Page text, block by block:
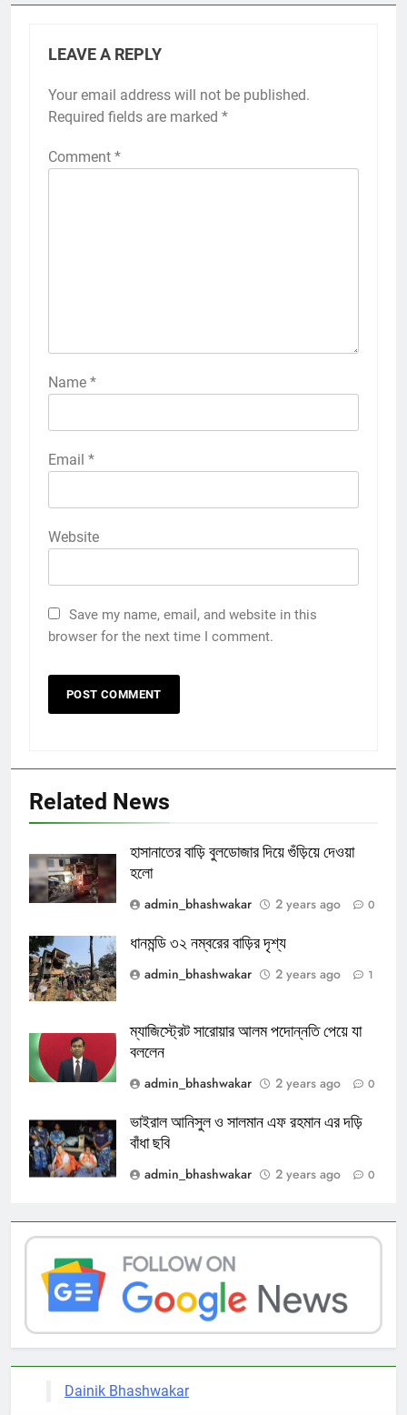
LEAVE A REPLY
Your email address will not be published.
Required fields are marked *
Comment *
Name *
Email *
Website
Save my name, email, and website in this
browser for the next time I comment.
Related News
হাসানাতের বাড়ি বুলডোজার দিয়ে গুঁড়িয়ে দেওয়া
হলো
admin_bhashwakar
2 years ago 0
ধানমন্ডি ৩২ নম্বরের বাড়ির দৃশ্য
admin_bhashwakar
2 years ago 1
ম্যাজিস্ট্রেট সারোয়ার আলম পদোন্নতি পেয়ে যা
বললেন
admin_bhashwakar
2 years ago 0
ভাইরাল আনিসুল ও সালমান এফ রহমান এর দড়ি
বাঁধা ছবি
admin_bhashwakar
2 years ago 0
Dainik Bhashwakar